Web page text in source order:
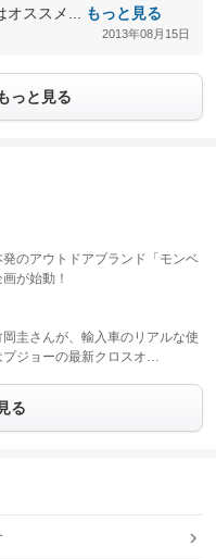
オススメ...
もっと見る
2013年08月15日
っと見る
のアウトドアブランド「モンベ
が始動！
圭さんが、輸入車のリアルな使
プジョーの最新クロスオ…
る